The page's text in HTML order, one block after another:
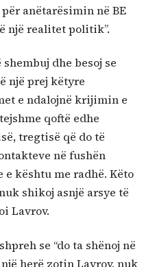
anëtarësimin në BE
një realitet politik”.
dhe besoj se
një prej këtyre
e ndalojnë krijimin e
qoftë edhe
tregtisë që do të
në fushën
kështu me radhë. Këto
shikoj asnjë arsye të
Lavrov.
se “do ta shënoj në
herë zotin Lavrov, nuk